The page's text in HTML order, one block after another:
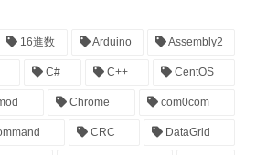
16進数 Arduino Assembly2
C# C++ CentOS
Chrome com0com
CRC DataGrid